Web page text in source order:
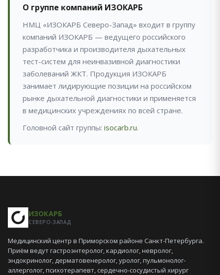
О группе компаний ИЗОКАРБ
НМЦ «ИЗОКАРБ Северо-Запад» входит в группу
компаний ИЗОКАРБ — ведущего российского
разработчика и производителя дыхательных
тест-систем для неинвазивной диагностики
заболеваний ЖКТ. Продукция ИЗОКАРБ
занимает лидирующие позиции на российском
рынке дыхательной диагностики и применяется
в медицинских учреждениях по всей стране.
Головной сайт группы: isocarb.ru.
ИЗОКАРБ
СЕВЕРО-ЗАПАД
Медицинский центр в Приморском районе Санкт-Петербурга.
Приём ведут гастроэнтеролог, кардиолог, невролог,
эндокринолог, дерматовенеролог, уролог, пульмонолог-
аллерголог, психотерапевт, сердечно-сосудистый хирург